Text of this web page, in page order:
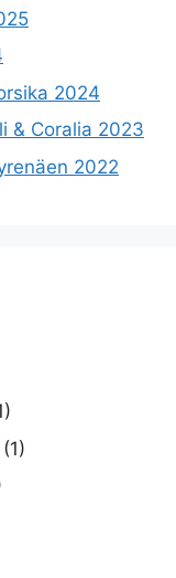
2024
& Coralia 2023
2022
(1)